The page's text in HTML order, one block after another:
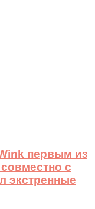
первым из
с
экстренные